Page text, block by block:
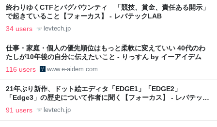
終わりゆくCTFとバグバウンティ 「競技、賞金、責任ある開示」
で起きていること【フォーカス】 - レバテックLAB
34 users levtech.jp
仕事・家庭・個人の優先順位はもっと柔軟に変えていい 40代のわ
たしが10年後の自分に伝えたいこと - りっすん by イーアイデム
116 users www.e-aidem.com
21年ぶり新作、ドット絵エディタ「EDGE1」「EDGE2」
「Edge3」の歴史について作者に聞く【フォーカス】 - レバテック
LAB
91 users levtech.jp